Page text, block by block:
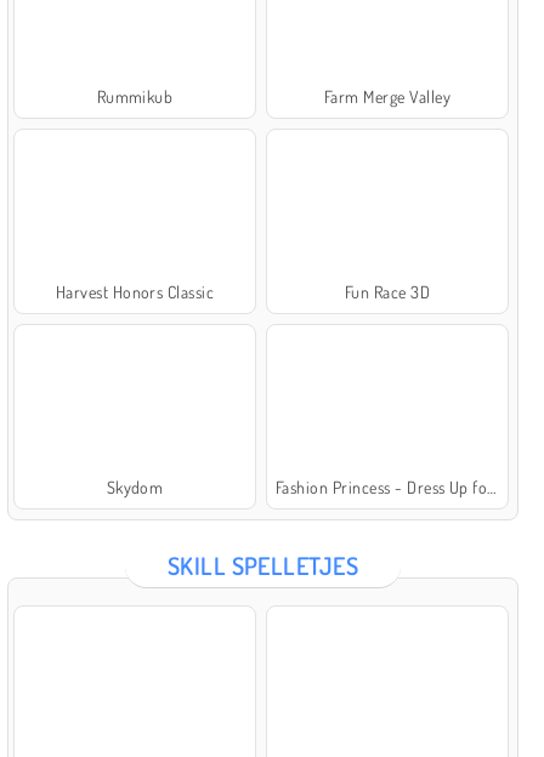
Rummikub Farm Merge Valley
Harvest Honors Classic Fun Race 3D
Skydom Fashion Princess - Dress Up for Girls
SKILL SPELLETJES